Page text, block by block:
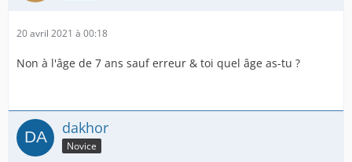
20 avril 2021 à 00:18
Non à l'âge de 7 ans sauf erreur & toi quel âge as-tu ?
dakhor
Novice